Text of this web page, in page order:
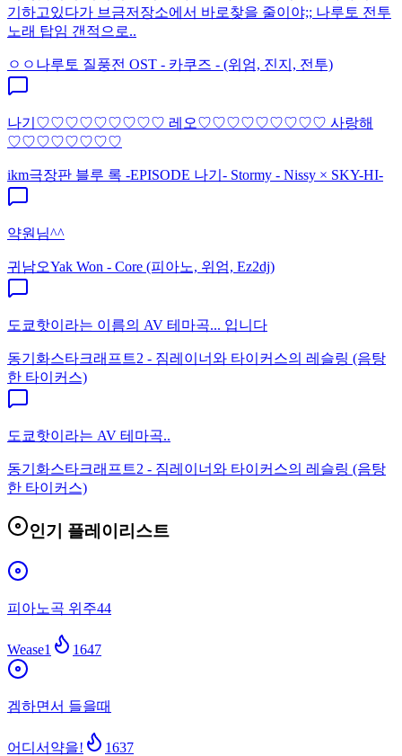
기하고있다가 브금저장소에서 바로찾을 줄이야;; 나루토 전투
노래 탑임 갠적으로..
ㅇㅇ 나루토 질풍전 OST - 카쿠즈 - (위엄, 진지, 전투)
나기♡♡♡♡♡♡♡♡♡ 레오♡♡♡♡♡♡♡♡♡ 사랑해
♡♡♡♡♡♡♡♡
ikm극장판 블루 록 -EPISODE 나기- Stormy - Nissy × SKY-HI-
약원님^^
귀남오Yak Won - Core (피아노, 위엄, Ez2dj)
도쿄핫이라는 이름의 AV 테마곡... 입니다
동기화스타크래프트2 - 짐레이너와 타이커스의 레슬링 (음탕
한 타이커스)
도쿄핫이라는 AV 테마곡..
동기화스타크래프트2 - 짐레이너와 타이커스의 레슬링 (음탕
한 타이커스)
인기 플레이리스트
피아노곡 위주44
Wease1 1647
겜하면서 들을때
어디서약을! 1637